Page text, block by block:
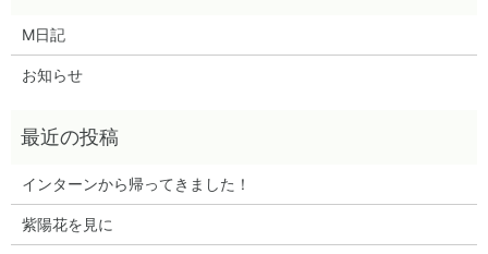
M日記
お知らせ
インターンから帰ってきました！
紫陽花を見に